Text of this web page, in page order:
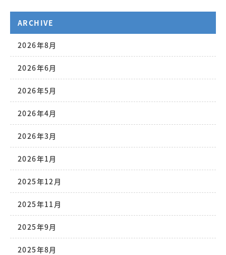
ARCHIVE
2026年8月
2026年6月
2026年5月
2026年4月
2026年3月
2026年1月
2025年12月
2025年11月
2025年9月
2025年8月